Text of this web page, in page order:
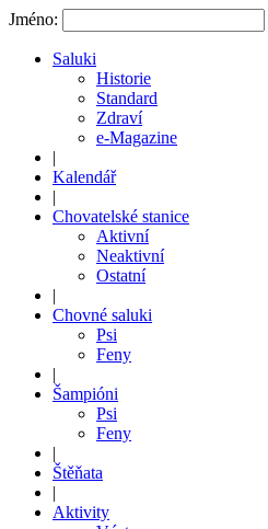
Jméno:
Saluki
Historie
Standard
Zdraví
e-Magazine
|
Kalendář
|
Chovatelské stanice
Aktivní
Neaktivní
Ostatní
|
Chovné saluki
Psi
Feny
|
Šampióni
Psi
Feny
|
Štěňata
|
Aktivity